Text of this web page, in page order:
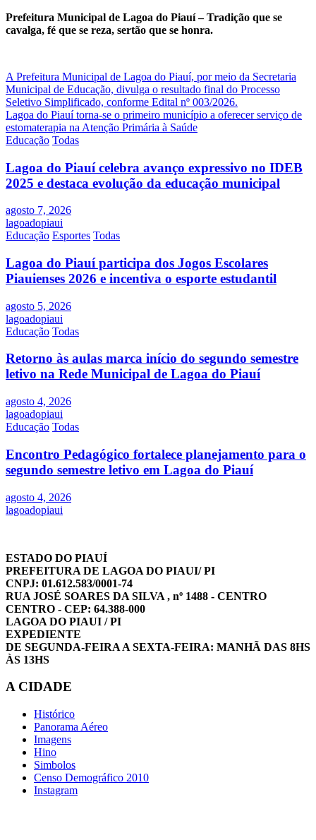
Prefeitura Municipal de Lagoa do Piauí – Tradição que se
cavalga, fé que se reza, sertão que se honra.
Navegação
de
Post
A Prefeitura Municipal de Lagoa do Piauí, por meio da Secretaria
Municipal de Educação, divulga o resultado final do Processo
Seletivo Simplificado, conforme Edital nº 003/2026.
Lagoa do Piauí torna-se o primeiro município a oferecer serviço de
estomaterapia na Atenção Primária à Saúde
Educação Todas
Lagoa do Piauí celebra avanço expressivo no IDEB
2025 e destaca evolução da educação municipal
agosto 7, 2026
lagoadopiaui
Educação Esportes Todas
Lagoa do Piauí participa dos Jogos Escolares
Piauienses 2026 e incentiva o esporte estudantil
agosto 5, 2026
lagoadopiaui
Educação Todas
Retorno às aulas marca início do segundo semestre
letivo na Rede Municipal de Lagoa do Piauí
agosto 4, 2026
lagoadopiaui
Educação Todas
Encontro Pedagógico fortalece planejamento para o
segundo semestre letivo em Lagoa do Piauí
agosto 4, 2026
lagoadopiaui
ESTADO DO PIAUÍ
PREFEITURA DE LAGOA DO PIAUI/ PI
CNPJ: 01.612.583/0001-74
RUA JOSÉ SOARES DA SILVA , nº 1488 - CENTRO
CENTRO - CEP: 64.388-000
LAGOA DO PIAUI / PI
EXPEDIENTE
DE SEGUNDA-FEIRA A SEXTA-FEIRA: MANHÃ DAS 8HS
ÀS 13HS
A CIDADE
Histórico
Panorama Aéreo
Imagens
Hino
Simbolos
Censo Demográfico 2010
Instagram